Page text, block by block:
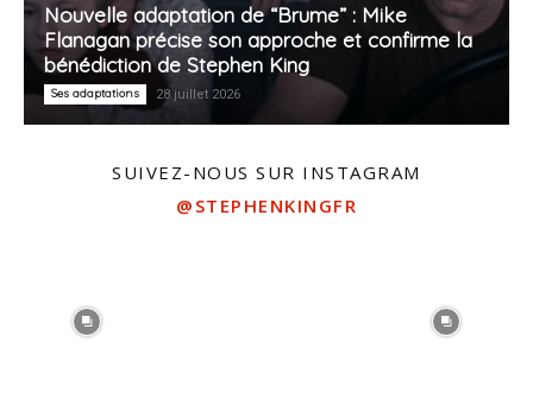
Nouvelle adaptation de “Brume” : Mike
Flanagan précise son approche et confirme la
bénédiction de Stephen King
Ses adaptations 28 juillet 2026
SUIVEZ-NOUS SUR INSTAGRAM
@STEPHENKINGFR